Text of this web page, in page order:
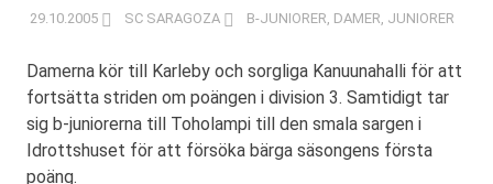
29.10.2005 SC SARAGOZA B-JUNIORER, DAMER, JUNIORER
Damerna kör till Karleby och sorgliga Kanuunahalli för att
fortsätta striden om poängen i division 3. Samtidigt tar
sig b-juniorerna till Toholampi till den smala sargen i
Idrottshuset för att försöka bärga säsongens första
poäng.